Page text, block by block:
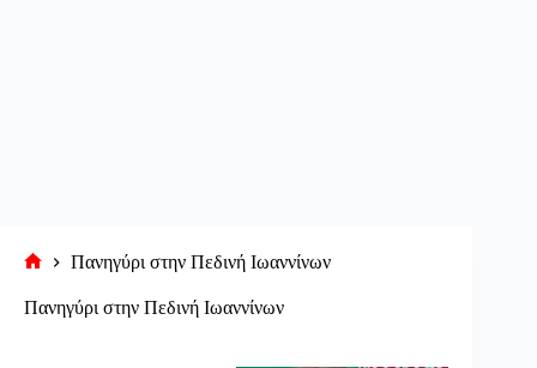
σελίδα
Πανηγύρι στην Πεδινή Ιωαννίνων
Πανηγύρι στην Πεδινή Ιωαννίνων